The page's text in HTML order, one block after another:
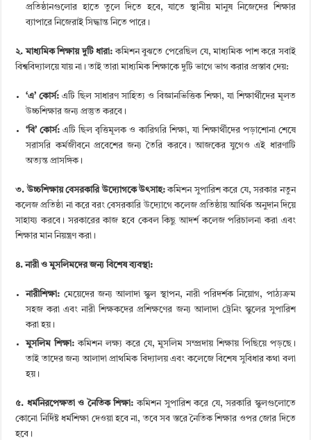
প্রতিষ্ঠানগুলোর হাতে তুলে দিতে হবে, যাতে স্থানীয় মানুষ নিজেদের শিক্ষার
ব্যাপারে নিজেরাই সিদ্ধান্ত নিতে পারে।
২. মাধ্যমিক শিক্ষায় দুটি ধারা: কমিশন বুঝতে পেরেছিল যে, মাধ্যমিক পাশ করে সবাই
বিশ্ববিদ্যালয়ে যায় না। তাই তারা মাধ্যমিক শিক্ষাকে দুটি ভাগে ভাগ করার প্রস্তাব দেয়:
‘এ’ কোর্স: এটি ছিল সাধারণ সাহিত্য ও বিজ্ঞানভিত্তিক শিক্ষা, যা শিক্ষার্থীদের মূলত
উচ্চশিক্ষার জন্য প্রস্তুত করবে।
‘বি’ কোর্স: এটি ছিল বৃত্তিমূলক ও কারিগরি শিক্ষা, যা শিক্ষার্থীদের পড়াশোনা শেষে
সরাসরি কর্মজীবনে প্রবেশের জন্য তৈরি করবে। আজকের যুগেও এই ধারণাটি
অত্যন্ত প্রাসঙ্গিক।
৩. উচ্চশিক্ষায় বেসরকারি উদ্যোগকে উৎসাহ:কমিশন সুপারিশ করে যে, সরকার নতুন
কলেজ প্রতিষ্ঠা না করে বরং বেসরকারি উদ্যোগে কলেজ প্রতিষ্ঠায় আর্থিক অনুদান দিয়ে
সাহায্য করবে। সরকারের কাজ হবে কেবল কিছু আদর্শ কলেজ পরিচালনা করা এবং
শিক্ষার মান নিয়ন্ত্রণ করা।
৪. নারী ও মুসলিমদের জন্য বিশেষ ব্যবস্থা:
নারীশিক্ষা: মেয়েদের জন্য আলাদা স্কুল স্থাপন, নারী পরিদর্শক নিয়োগ, পাঠ্যক্রম
সহজ করা এবং নারী শিক্ষকদের প্রশিক্ষণের জন্য আলাদা ট্রেনিং স্কুলের সুপারিশ
করা হয়।
মুসলিম শিক্ষা: কমিশন লক্ষ্য করে যে, মুসলিম সম্প্রদায় শিক্ষায় পিছিয়ে পড়ছে।
তাই তাদের জন্য আলাদা প্রাথমিক বিদ্যালয় এবং কলেজে বিশেষ সুবিধার কথা বলা
হয়।
৫. ধর্মনিরপেক্ষতা ও নৈতিক শিক্ষা: কমিশন সুপারিশ করে যে, সরকারি স্কুলগুলোতে
কোনো নির্দিষ্ট ধর্মশিক্ষা দেওয়া হবে না, তবে সব স্তরে নৈতিক শিক্ষার ওপর জোর দিতে
হবে।